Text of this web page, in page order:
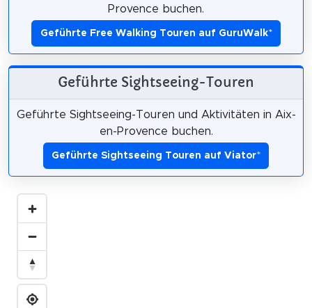
Provence buchen.
Geführte Free Walking Touren auf GuruWalk*
Geführte Sightseeing-Touren
Geführte Sightseeing-Touren und Aktivitäten in Aix-
en-Provence buchen.
Geführte Sightseeing Touren auf Viator*